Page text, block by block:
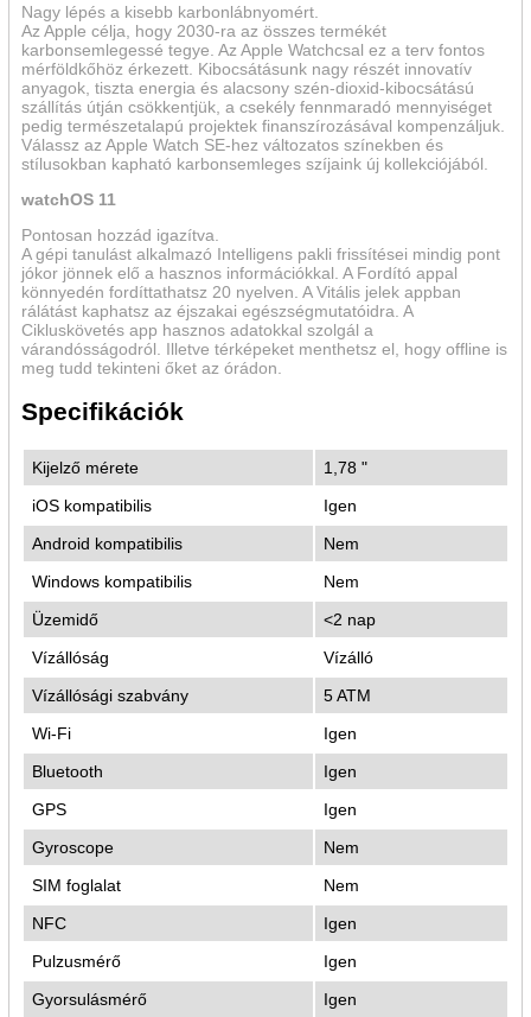
Nagy lépés a kisebb karbon­lábnyomért.
Az Apple célja, hogy 2030-ra az összes termékét
karbonsemlegessé tegye. Az Apple Watchcsal ez a terv fontos
mérföldkőhöz érkezett. Kibocsátásunk nagy részét innovatív
anyagok, tiszta energia és alacsony szén-dioxid-kibocsátású
szállítás útján csökkentjük, a csekély fennmaradó mennyiséget
pedig természetalapú projektek finanszírozásával kompenzáljuk.
Válassz az Apple Watch SE-hez változatos színekben és
stílusokban kapható karbonsemleges szíjaink új kollekciójából.
watchOS 11
Pontosan hozzád igazítva.
A gépi tanulást alkalmazó Intelligens pakli frissítései mindig pont
jókor jönnek elő a hasznos információkkal. A Fordító appal
könnyedén fordíttathatsz 20 nyelven. A Vitális jelek appban
rálátást kaphatsz az éjszakai egészségmutatóidra. A
Cikluskövetés app hasznos adatokkal szolgál a
várandósságodról. Illetve térképeket menthetsz el, hogy offline is
meg tudd tekinteni őket az órádon.
Specifikációk
Kijelző mérete
1,78 "
iOS kompatibilis
Igen
Android kompatibilis
Nem
Windows kompatibilis
Nem
Üzemidő
<2 nap
Vízállóság
Vízálló
Vízállósági szabvány
5 ATM
Wi-Fi
Igen
Bluetooth
Igen
GPS
Igen
Gyroscope
Nem
SIM foglalat
Nem
NFC
Igen
Pulzusmérő
Igen
Gyorsulásmérő
Igen